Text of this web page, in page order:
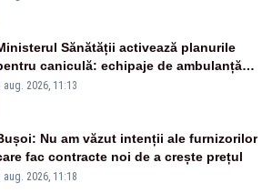
Sănătății activează planurile
caniculă: echipaje de ambulanță
stocuri de medicamente
aug. 2026, 11:13
Nu am văzut intenții ale furnizorilor
fac contracte noi de a crește prețul
aug. 2026, 11:18